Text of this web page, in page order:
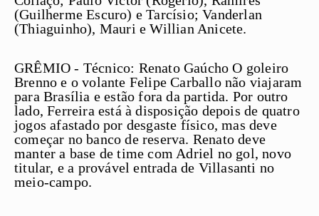
(Guilherme Escuro) e Tarcísio; Vanderlan
(Thiaguinho), Mauri e Willian Anicete.
GRÊMIO - Técnico: Renato Gaúcho O goleiro
Brenno e o volante Felipe Carballo não viajaram
para Brasília e estão fora da partida. Por outro
lado, Ferreira está à disposição depois de quatro
jogos afastado por desgaste físico, mas deve
começar no banco de reserva. Renato deve
manter a base de time com Adriel no gol, novo
titular, e a provável entrada de Villasanti no
meio-campo.